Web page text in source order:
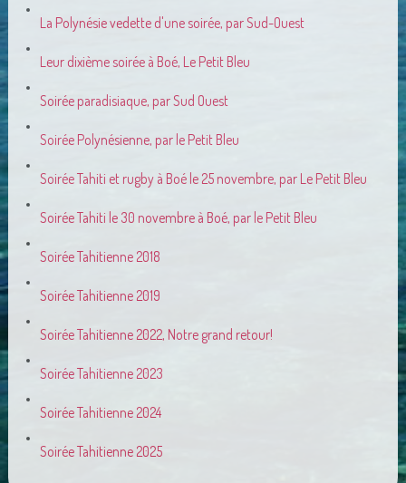
La Polynésie vedette d'une soirée, par Sud-Ouest
Leur dixième soirée à Boé, Le Petit Bleu
Soirée paradisiaque, par Sud Ouest
Soirée Polynésienne, par le Petit Bleu
Soirée Tahiti et rugby à Boé le 25 novembre, par Le Petit Bleu
Soirée Tahiti le 30 novembre à Boé, par le Petit Bleu
Soirée Tahitienne 2018
Soirée Tahitienne 2019
Soirée Tahitienne 2022, Notre grand retour!
Soirée Tahitienne 2023
Soirée Tahitienne 2024
Soirée Tahitienne 2025